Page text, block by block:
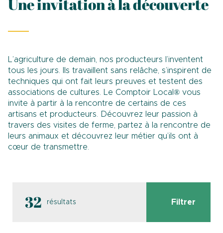
Une invitation à la découverte
L’agriculture de demain, nos producteurs l’inventent
tous les jours. Ils travaillent sans relâche, s’inspirent de
techniques qui ont fait leurs preuves et testent des
associations de cultures. Le Comptoir Local® vous
invite à partir à la rencontre de certains de ces
artisans et producteurs. Découvrez leur passion à
travers des visites de ferme, partez à la rencontre de
leurs animaux et découvrez leur métier qu’ils ont à
cœur de transmettre.
32 résultats Filtrer